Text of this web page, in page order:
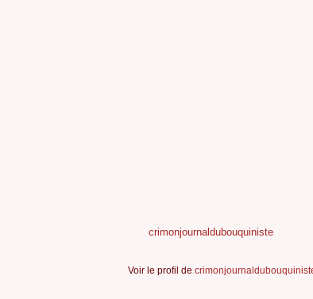
crimonjournaldubouquiniste
Voir le profil de